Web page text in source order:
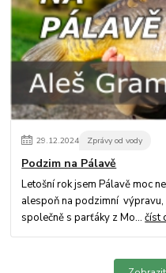
29.12.2024 Zprávy od vody
Podzim na Pálavě
Letošní rok jsem Pálavě moc
alespoň na podzimní výpravu,
společně s parťáky z Mo...číst